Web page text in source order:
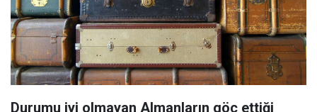
Durumu iyi olmayan Almanların göç ettiği